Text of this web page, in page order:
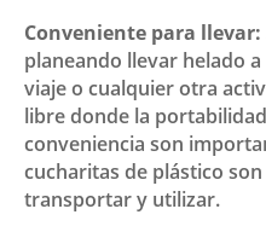
Conveniente para llevar:
planeando llevar helado
viaje o cualquier otra
libre donde la
conveniencia son
cucharitas de plástico
transportar y utilizar.